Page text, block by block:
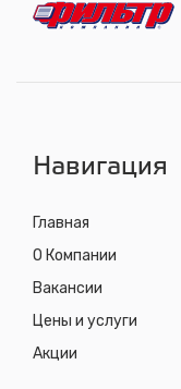
Навигация
Главная
О Компании
Вакансии
Цены и услуги
Акции